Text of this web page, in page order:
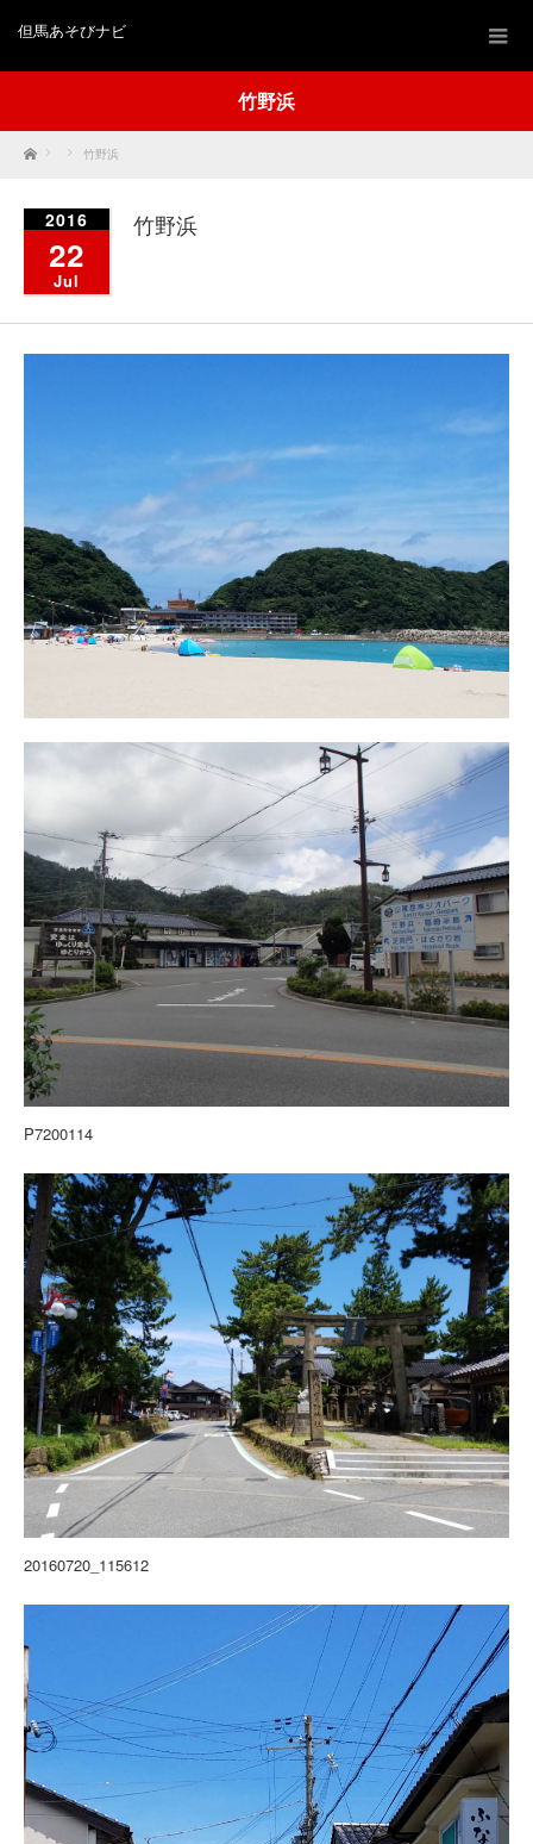
但馬あそびナビ
竹野浜
Home 竹野浜
2016
22
Jul
竹野浜
P7200114
20160720_115612